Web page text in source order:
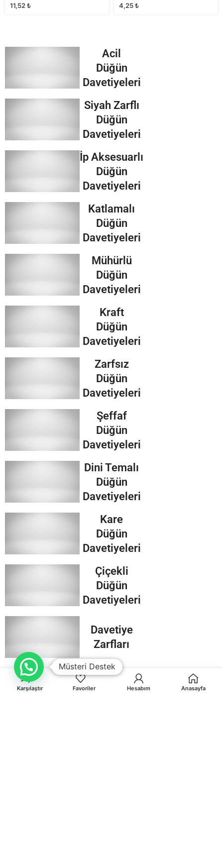
11,52₺
4,25₺
Acil
Düğün
Davetiyeleri
Siyah Zarflı
Düğün
Davetiyeleri
İp Aksesuarlı
Düğün
Davetiyeleri
Katlamalı
Düğün
Davetiyeleri
Mühürlü
Düğün
Davetiyeleri
Kraft
Düğün
Davetiyeleri
Zarfsız
Düğün
Davetiyeleri
Şeffaf
Düğün
Davetiyeleri
Dini Temalı
Düğün
Davetiyeleri
Kare
Düğün
Davetiyeleri
Çiçekli
Düğün
Davetiyeleri
Davetiye
Zarfları
Karşılaştır Favoriler Hesabım Anasayfa
Müsteri Destek